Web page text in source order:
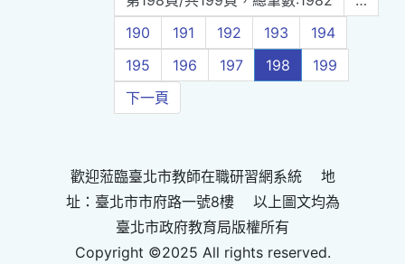
190
191 192 193
194
195
196 197 198
199
下一頁
歡迎蒞臨臺北市教師在職研習網系統 地
址：臺北市市府路一號8樓 以上圖文均為
臺北市政府教育局版權所有
Copyright ©2025 All rights reserved.